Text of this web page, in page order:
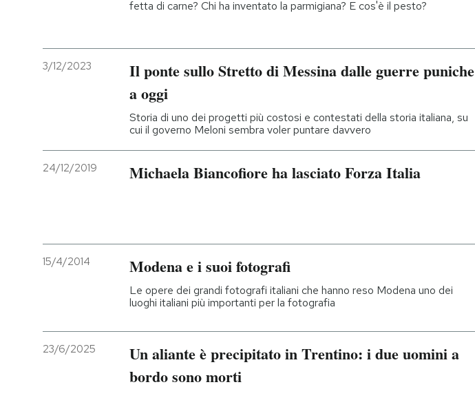
CALENDARIO
AREA PERSONALE
Entra
fetta di carne? Chi ha inventato la parmigiana? E cos'è il pesto?
3/12/2023
Il ponte sullo Stretto di Messina dalle guerre puniche
a oggi
Storia di uno dei progetti più costosi e contestati della storia italiana, su
cui il governo Meloni sembra voler puntare davvero
24/12/2019 Michaela Biancofiore ha lasciato Forza Italia
15/4/2014 Modena e i suoi fotografi
Le opere dei grandi fotografi italiani che hanno reso Modena uno dei
luoghi italiani più importanti per la fotografia
23/6/2025
Un aliante è precipitato in Trentino: i due uomini a
bordo sono morti